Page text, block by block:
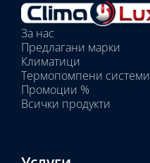
Избрани
вътрешни
тела:
Избрано
тяло:
За нас
Предлагани марки
Климатици
Термопомпени системи
Промоции %
Всички продукти